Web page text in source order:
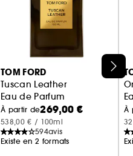
TOM FORD
Tuscan Leather
Eau de Parfum
À partir de269,00 €
538,00 € / 100ml
594avis
Existe en 2 formats
À